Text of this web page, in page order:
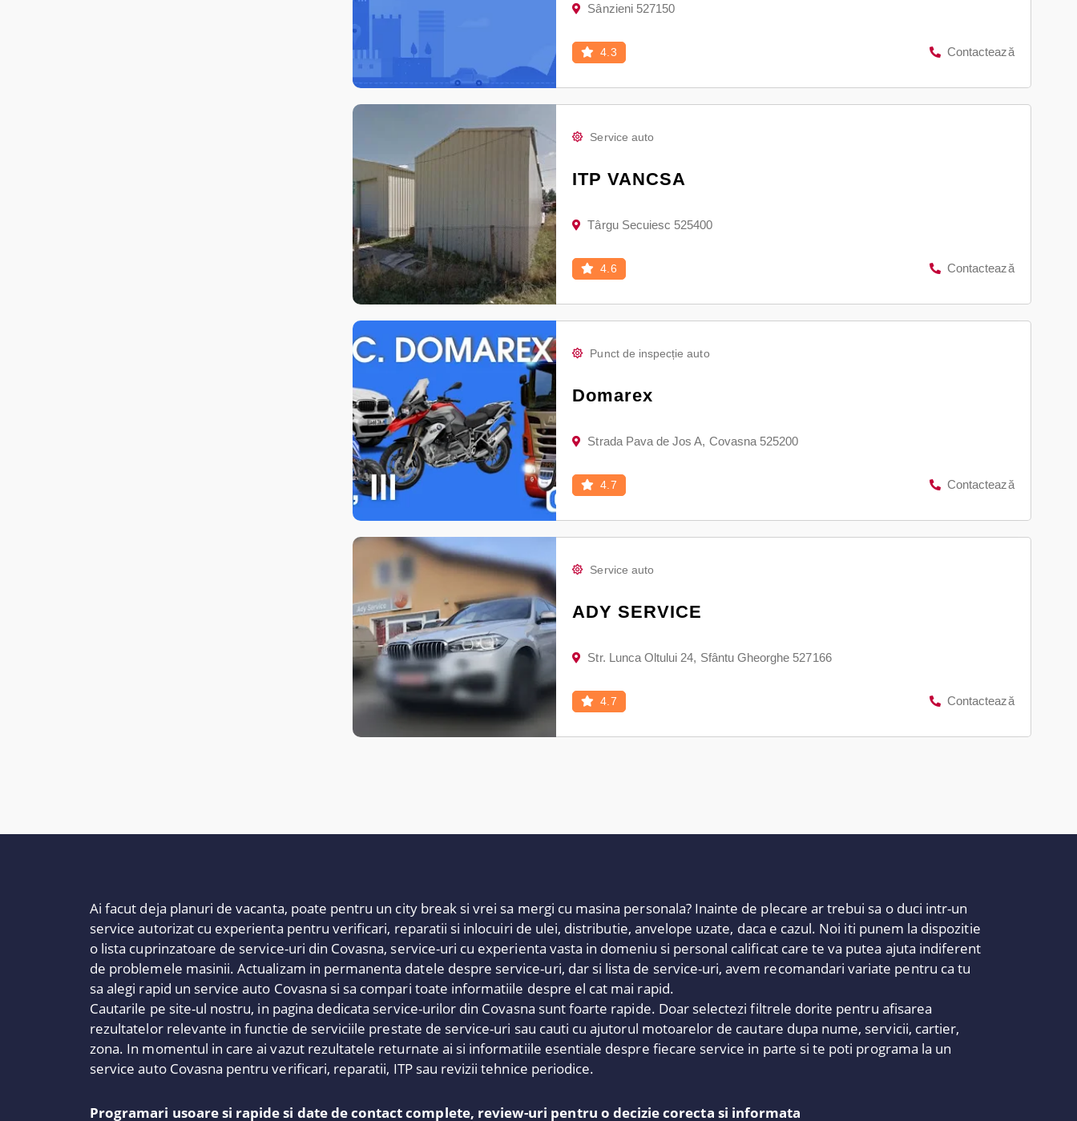
Sânzieni 527150
4.3 Contactează
Service auto
ITP VANCSA
Târgu Secuiesc 525400
4.6 Contactează
Punct de inspecție auto
Domarex
Strada Pava de Jos A, Covasna 525200
4.7 Contactează
Service auto
ADY SERVICE
Str. Lunca Oltului 24, Sfântu Gheorghe 527166
4.7 Contactează
Ai facut deja planuri de vacanta, poate pentru un city break si vrei sa mergi cu masina personala? Inainte de plecare ar trebui sa o duci intr-un
service autorizat cu experienta pentru verificari, reparatii si inlocuiri de ulei, distributie, anvelope uzate, daca e cazul. Noi iti punem la dispozitie
o lista cuprinzatoare de service-uri din Covasna, service-uri cu experienta vasta in domeniu si personal calificat care te va putea ajuta indiferent
de problemele masinii. Actualizam in permanenta datele despre service-uri, dar si lista de service-uri, avem recomandari variate pentru ca tu
sa alegi rapid un service auto Covasna si sa compari toate informatiile despre el cat mai rapid.
Cautarile pe site-ul nostru, in pagina dedicata service-urilor din Covasna sunt foarte rapide. Doar selectezi filtrele dorite pentru afisarea
rezultatelor relevante in functie de serviciile prestate de service-uri sau cauti cu ajutorul motoarelor de cautare dupa nume, servicii, cartier,
zona. In momentul in care ai vazut rezultatele returnate ai si informatiile esentiale despre fiecare service in parte si te poti programa la un
service auto Covasna pentru verificari, reparatii, ITP sau revizii tehnice periodice.
Programari usoare si rapide si date de contact complete, review-uri pentru o decizie corecta si informata